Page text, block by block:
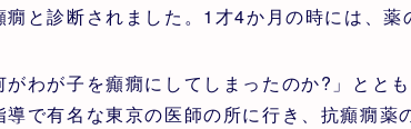
癇と診断されました。1才4か月の時には、
がわが子を癲癇にしてしまったのか?」とと
導で有名な東京の医師の所に行き、抗癲癇